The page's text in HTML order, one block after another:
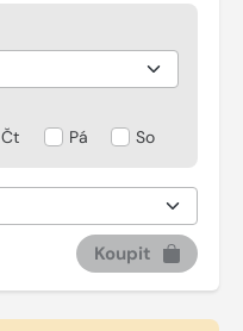
Čt Pá So
Koupit